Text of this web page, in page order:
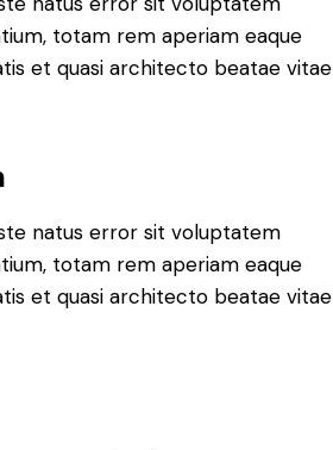
totam rem aperiam eaque
et quasi architecto beatae vitae
natus error sit voluptatem
totam rem aperiam eaque
et quasi architecto beatae vitae